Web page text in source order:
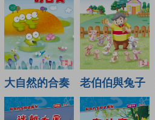
大自然的合奏 老伯伯與兔子